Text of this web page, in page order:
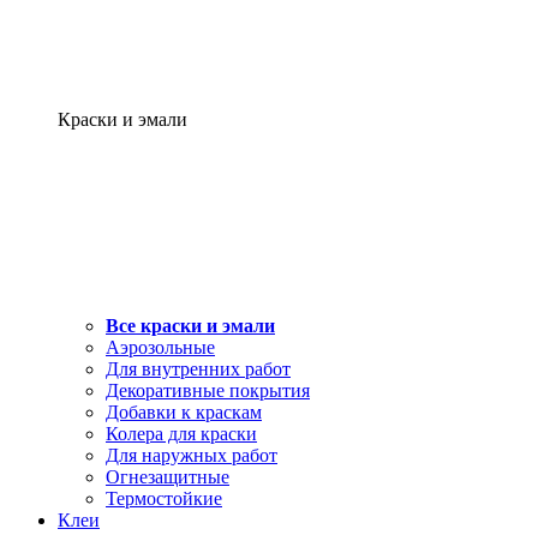
Краски и эмали
Все краски и эмали
Аэрозольные
Для внутренних работ
Декоративные покрытия
Добавки к краскам
Колера для краски
Для наружных работ
Огнезащитные
Термостойкие
Клеи